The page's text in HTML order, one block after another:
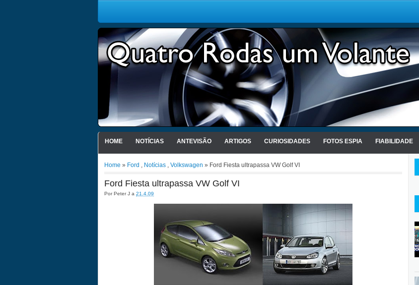
HOME NOTÍCIAS ANTEVISÃO ARTIGOS CURIOSIDADES FOTOS ESPIA FIABILIDADE
Home » Ford , Notícias , Volkswagen » Ford Fiesta ultrapassa VW Golf VI
Ford Fiesta ultrapassa VW Golf VI
PorPeter J a 21.4.09